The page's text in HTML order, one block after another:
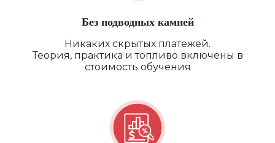
Без подводных камней
Никаких скрытых платежей.
Теория, практика и топливо включены в
стоимость обучения
Квадроцикл/снегоход